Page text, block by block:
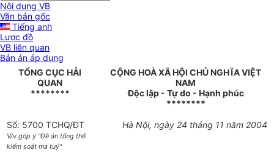
Nội dung VB
Văn bản gốc
Tiếng anh
Lược đồ
VB liên quan
Bản án áp dụng
TỔNG CỤC HẢI
QUAN
********
CỘNG HOÀ XÃ HỘI CHỦ NGHĨA VIỆT
NAM
Độc lập - Tự do - Hạnh phúc
********
Số: 5700 TCHQ/ĐT
V/v góp ý "Đề án tổng thể
kiểm soát ma tuý"
Hà Nội, ngày 24 tháng 11 năm 2004